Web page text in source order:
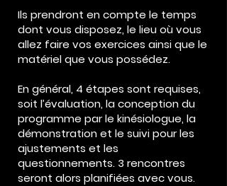
Ils prendront en compte le temps
dont vous disposez, le lieu où vous
allez faire vos exercices ainsi que le
matériel que vous possédez.
En général, 4 étapes sont requises,
soit l’évaluation, la conception du
programme par le kinésiologue, la
démonstration et le suivi pour les
ajustements et les
questionnements. 3 rencontres
seront alors planifiées avec vous.